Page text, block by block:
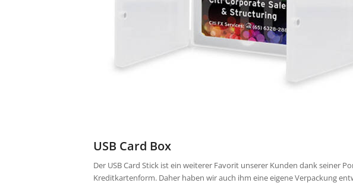
USB Card Box
Der USB Card Stick ist ein weiterer Favorit unserer Kunden dank seiner
Kreditkartenform. Daher haben wir auch ihm eine eigene Verpackung